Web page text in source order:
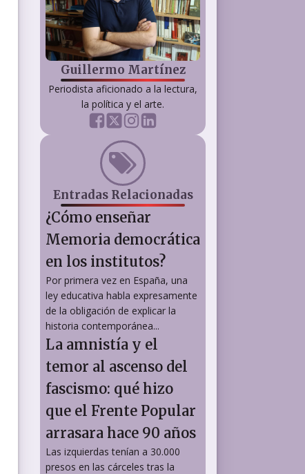
Guillermo Martínez
Periodista aficionado a la lectura,
la política y el arte.
Entradas Relacionadas
¿Cómo enseñar
Memoria democrática
en los institutos?
Por primera vez en España, una
ley educativa habla expresamente
de la obligación de explicar la
historia contemporánea...
La amnistía y el
temor al ascenso del
fascismo: qué hizo
que el Frente Popular
arrasara hace 90 años
Las izquierdas tenían a 30.000
presos en las cárceles tras la